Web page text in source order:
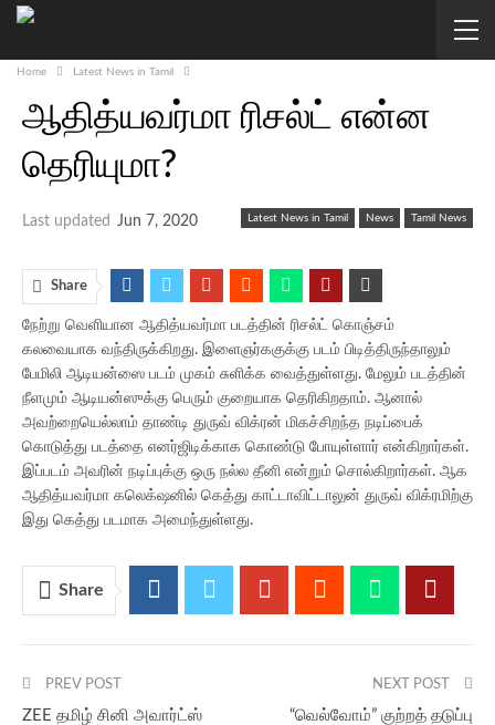
Home Latest News in Tamil
ஆதித்யவர்மா ரிசல்ட் என்ன
தெரியுமா?
Latest News in Tamil News Tamil News
Last updated Jun 7, 2020
Share
நேற்று வெளியான ஆதித்யவர்மா படத்தின் ரிசல்ட் கொஞ்சம்
கலவையாக வந்திருக்கிறது. இளைஞர்ககுக்கு படம் பிடித்திருந்தாலும்
பேமிலி ஆடியன்ஸை படம் முகம் சுளிக்க வைத்துள்ளது. மேலும் படத்தின்
நீளமும் ஆடியன்ஸுக்கு பெரும் குறையாக தெரிகிறதாம். ஆனால்
அவற்றையெல்லாம் தாண்டி துருவ் விக்ரன் மிகச்சிறந்த நடிப்பைக்
கொடுத்து படத்தை எனர்ஜிடிக்காக கொண்டு போயுள்ளார் என்கிறார்கள்.
இப்படம் அவரின் நடிப்புக்கு ஒரு நல்ல தீனி என்றும் சொல்கிறார்கள். ஆக
ஆதித்யவர்மா கலெக்‌ஷனில் கெத்து காட்டாவிட்டாலுன் துருவ் விக்ரமிற்கு
இது கெத்து படமாக அமைந்துள்ளது.
Share
PREV POST
ZEE தமிழ் சினி அவார்ட்ஸ்
NEXT POST
“வெல்வோம்” குற்றத் தடுப்பு